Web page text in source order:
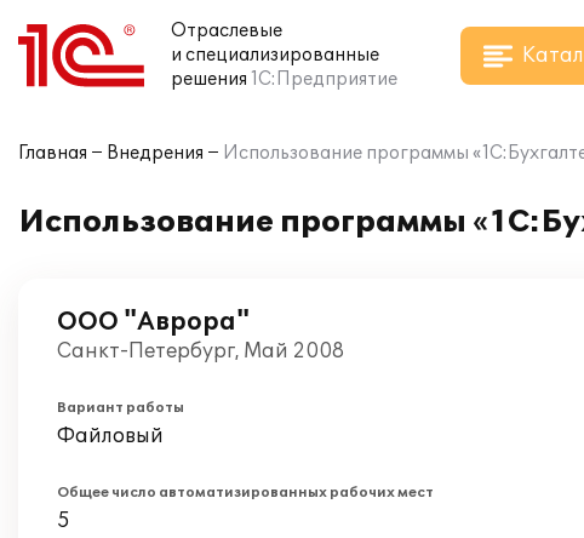
Отраслевые
и специализированные
решения 1С:Предприятие
Главная Внедрения Использование программы
Использование программы
ООО "Аврора"
Санкт-Петербург, Май 2008
Вариант работы
Файловый
Общее число автоматизированных рабочих мест
5